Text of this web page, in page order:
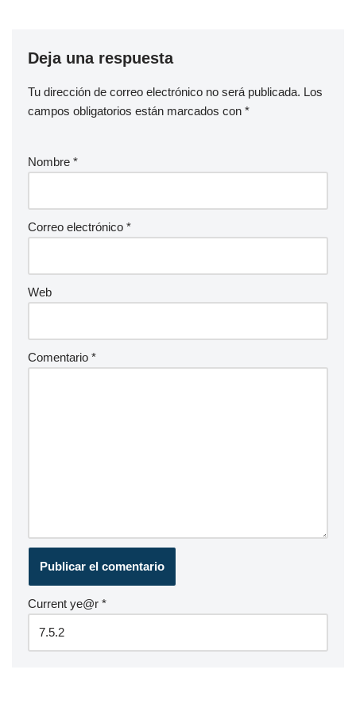
Deja una respuesta
Tu dirección de correo electrónico no será publicada. Los
campos obligatorios están marcados con *
Nombre *
Correo electrónico *
Web
Comentario *
Current ye@r *